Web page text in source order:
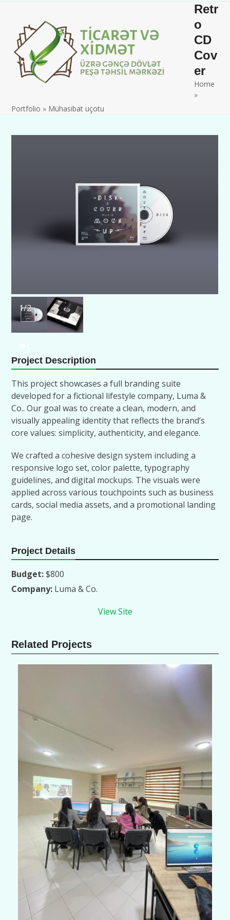
contentmobile
menu
mobile
menu
Retr
o
CD
Cov
er
Home
»
Portfolio » Mühasibat uçotu
1/2
Project Description
This project showcases a full branding suite
developed for a fictional lifestyle company, Luma &
Co.. Our goal was to create a clean, modern, and
visually appealing identity that reflects the brand’s
core values: simplicity, authenticity, and elegance.
We crafted a cohesive design system including a
responsive logo set, color palette, typography
guidelines, and digital mockups. The visuals were
applied across various touchpoints such as business
cards, social media assets, and a promotional landing
page.
Project Details
Budget:$800
Company: Luma & Co.
View Site
Related Projects